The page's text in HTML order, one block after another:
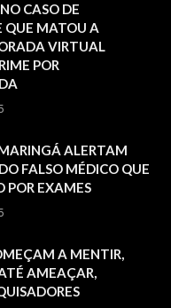
CASO DE
QUE MATOU A
VIRTUAL
POR
ALERTAM
FALSO MÉDICO QUE
POR EXAMES
A MENTIR,
AMEAÇAR,